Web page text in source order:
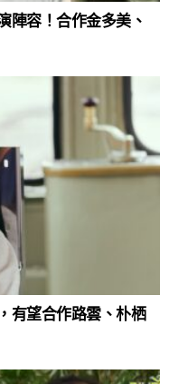
陣容！合作金多美、
有望合作路雲、朴栖